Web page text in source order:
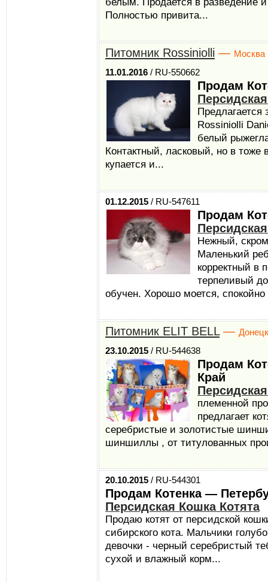
Полностью привита...
Питомник Rossiniolli — Москва
11.01.2016 / RU-550662
Продам
Предлагается
Rossiniolli
белый
Контактный, ласковый, но в тоже
купается и...
01.12.2015 / RU-547611
Продам
Нежный,
Маленький
корректный в
терпеливый
обучен. Хорошо моется,
Питомник ELIT BELL— Донецк
23.10.2015 / RU-544638
Продам
Край
племенной
предлагает
серебристые и золотистые
шиншиллы , от титулованных
20.10.2015 / RU-544301
Продам Котенка —
Персидская Кошка Котята
Продаю котят от персидской
сибирского кота. Мальчики
девочки - черный серебристый
сухой и влажный корм...